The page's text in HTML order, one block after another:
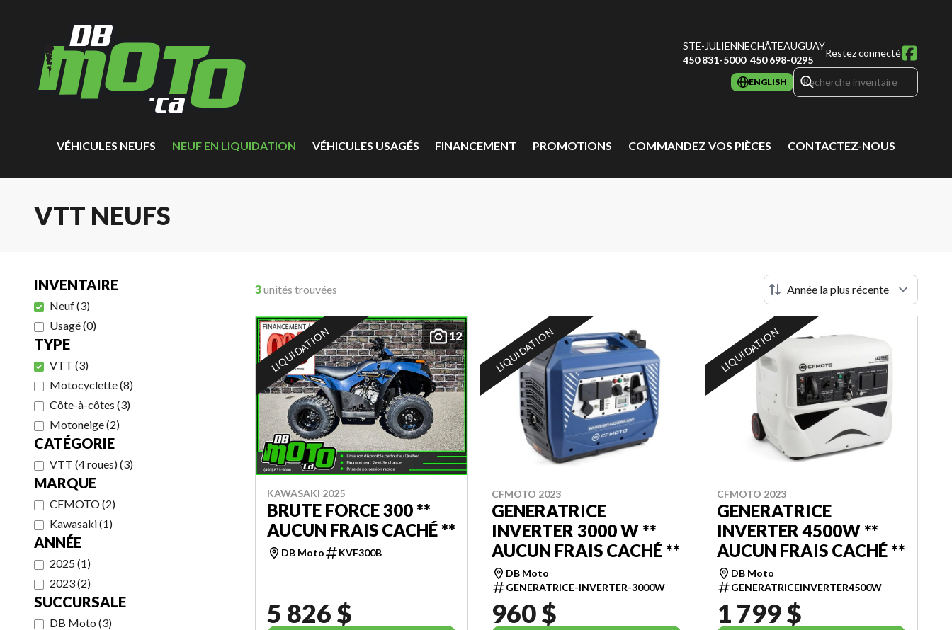
STE-JULIENNE
450 831-5000
CHÂTEAUGUAY
450 698-0295
Restez connecté
ENGLISH
VÉHICULES NEUFS NEUF EN LIQUIDATION VÉHICULES USAGÉS FINANCEMENT PROMOTIONS COMMANDEZ VOS PIÈCES CONTACTEZ-NOUS
VTT NEUFS
INVENTAIRE
Neuf(3)
Usagé(0)
TYPE
VTT (3)
Motocyclette(8)
Côte-à-côtes (3)
Motoneige(2)
CATÉGORIE
VTT (4 roues)(3)
MARQUE
CFMOTO(2)
Kawasaki(1)
ANNÉE
2025(1)
2023(2)
SUCCURSALE
DB Moto (3)
3unités trouvées
12
LIQUIDATION
KAWASAKI 2025
BRUTE FORCE 300 **
AUCUN FRAIS CACHÉ **
DB Moto KVF300B
5 826 $
LIQUIDATION
CFMOTO 2023
GENERATRICE
INVERTER 3000 W **
AUCUN FRAIS CACHÉ **
DB Moto
GENERATRICE-INVERTER-3000W
960 $
LIQUIDATION
CFMOTO 2023
GENERATRICE
INVERTER 4500W **
AUCUN FRAIS CACHÉ **
DB Moto
GENERATRICEINVERTER4500W
1 799 $